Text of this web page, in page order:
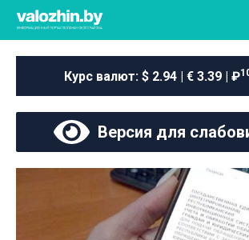
Курс валют: $ 2.94 | € 3.39 | ₽
Версия для